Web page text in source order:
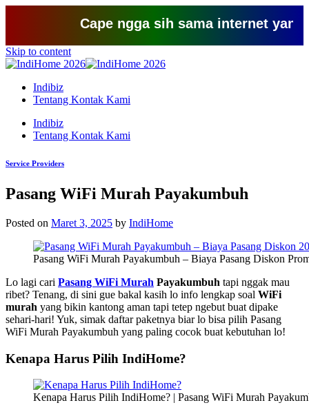
Cape ngga sih sama internet yang
Skip to content
Indibiz
Tentang Kontak Kami
Indibiz
Tentang Kontak Kami
Service Providers
Pasang WiFi Murah Payakumbuh
Posted on Maret 3, 2025 by IndiHome
Pasang WiFi Murah Payakumbuh – Biaya Pasang Diskon
Lo lagi cari Pasang WiFi Murah Payakumbuh tapi nggak mau
ribet? Tenang, di sini gue bakal kasih lo info lengkap soal WiFi
murah yang bikin kantong aman tapi tetep ngebut buat dipake
sehari-hari! Yuk, simak daftar paketnya biar lo bisa pilih Pasang
WiFi Murah Payakumbuh yang paling cocok buat kebutuhan lo!
Kenapa Harus Pilih IndiHome?
Kenapa Harus Pilih IndiHome? | Pasang WiFi Murah